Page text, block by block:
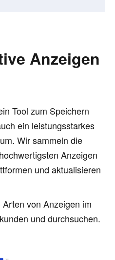
Anzeigen
Tool zum Speichern
ein leistungsstarkes
Wir sammeln die
Anzeigen
und aktualisieren
von Anzeigen im
und durchsuchen.